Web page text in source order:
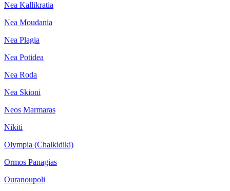
Nea Kallikratia
Nea Moudania
Nea Plagia
Nea Potidea
Nea Roda
Nea Skioni
Neos Marmaras
Nikiti
Olympia (Chalkidiki)
Ormos Panagias
Ouranoupoli